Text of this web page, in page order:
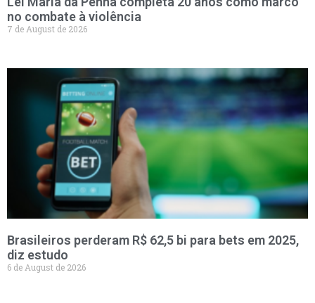
no combate à violência
7 de August de 2026
Brasileiros perderam R$ 62,5 bi para bets em 2025,
diz estudo
6 de August de 2026